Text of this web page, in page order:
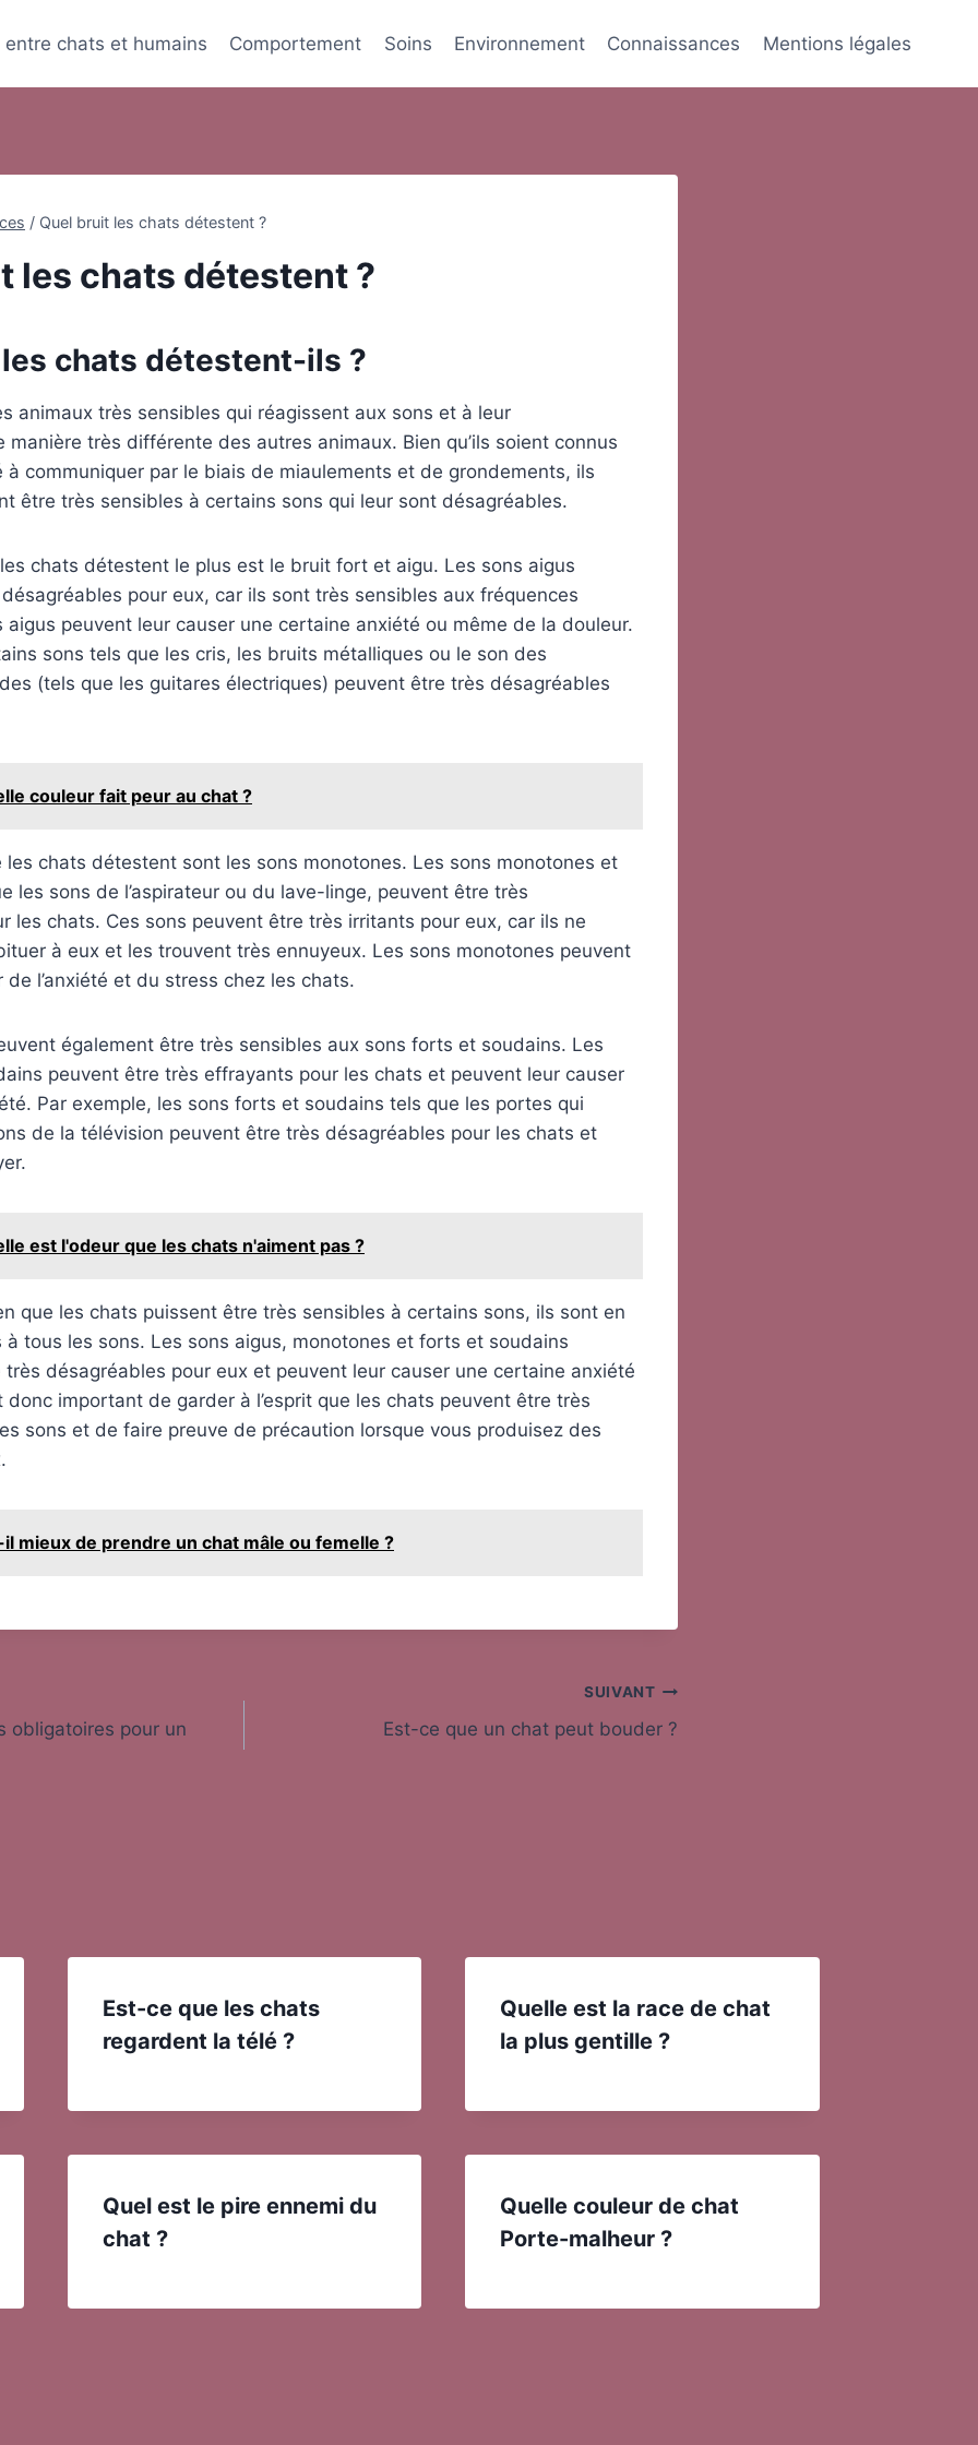
entre chats et humains Comportement Soins Environnement Connaissances Mentions légales
/ Quel bruit les chats détestent ?
les chats détestent ?
chats détestent-ils ?
animaux très sensibles qui réagissent aux sons et à leur
manière très différente des autres animaux. Bien qu’ils soient connus
à communiquer par le biais de miaulements et de grondements, ils
être très sensibles à certains sons qui leur sont désagréables.
chats détestent le plus est le bruit fort et aigu. Les sons aigus
pour eux, car ils sont très sensibles aux fréquences
aigus peuvent leur causer une certaine anxiété ou même de la douleur.
sons tels que les cris, les bruits métalliques ou le son des
(tels que les guitares électriques) peuvent être très désagréables
couleur fait peur au chat ?
les chats détestent sont les sons monotones. Les sons monotones et
les sons de l’aspirateur ou du lave-linge, peuvent être très
les chats. Ces sons peuvent être très irritants pour eux, car ils ne
à eux et les trouvent très ennuyeux. Les sons monotones peuvent
de l’anxiété et du stress chez les chats.
également être très sensibles aux sons forts et soudains. Les
peuvent être très effrayants pour les chats et peuvent leur causer
Par exemple, les sons forts et soudains tels que les portes qui
de la télévision peuvent être très désagréables pour les chats et
est l'odeur que les chats n'aiment pas ?
que les chats puissent être très sensibles à certains sons, ils sont en
tous les sons. Les sons aigus, monotones et forts et soudains
désagréables pour eux et peuvent leur causer une certaine anxiété
donc important de garder à l’esprit que les chats peuvent être très
sons et de faire preuve de précaution lorsque vous produisez des
il mieux de prendre un chat mâle ou femelle ?
obligatoires pour un
SUIVANT
Est-ce que un chat peut bouder ?
Est-ce que les chats
regardent la télé ?
Quelle est la race de chat
la plus gentille ?
Quel est le pire ennemi du
chat ?
Quelle couleur de chat
Porte-malheur ?